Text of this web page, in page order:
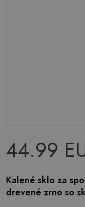
44.99
Kalené sklo za
drevené zrno so